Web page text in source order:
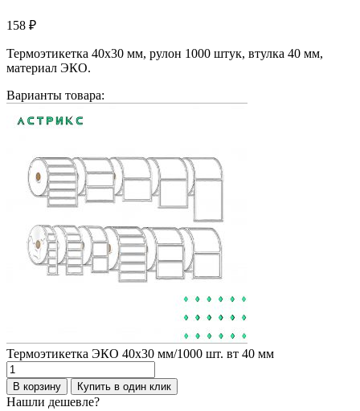
158 ₽
Термоэтикетка 40х30 мм, рулон 1000 штук, втулка 40 мм,
материал ЭКО.
Варианты товара:
Термоэтикетка ЭКО 40х30 мм/1000 шт. вт 40 мм
Количество
товара
Термоэтикетка
В корзину Купить в один клик
Нашли дешевле?